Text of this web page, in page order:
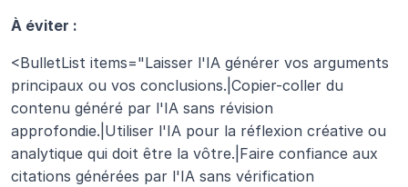
À éviter :
<BulletList items="Laisser l'IA générer vos arguments
principaux ou vos conclusions.|Copier-coller du
contenu généré par l'IA sans révision
approfondie.|Utiliser l'IA pour la réflexion créative ou
analytique qui doit être la vôtre.|Faire confiance aux
citations générées par l'IA sans vérification